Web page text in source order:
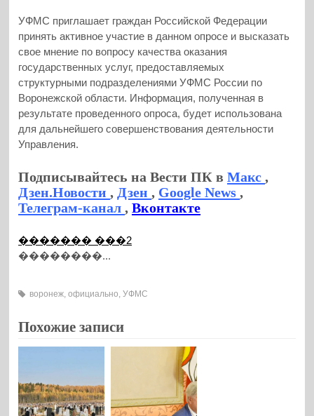
УФМС приглашает граждан Российской Федерации
принять активное участие в данном опросе и высказать
свое мнение по вопросу качества оказания
государственных услуг, предоставляемых
структурными подразделениями УФМС России по
Воронежской области. Информация, полученная в
результате проведенного опроса, будет использована
для дальнейшего совершенствования деятельности
Управления.
Подписывайтесь на Вести ПК вМакс,
Дзен.Новости, Дзен, Google News,
Телеграм-канал,Вконтакте
������� ���2
��������...
воронеж,официально,УФМС
Похожие записи